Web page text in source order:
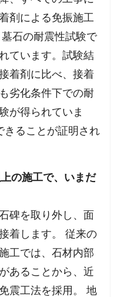
剤による免振施工
石の耐震性試験で
ています。試験結
着剤に比べ、接着
劣化条件下での耐
が得られていま
きることが証明され
の施工で、いまだ
碑を取り外し、面
着します。 従来の
工では、石材内部
あることから、近
震工法を採用。 地